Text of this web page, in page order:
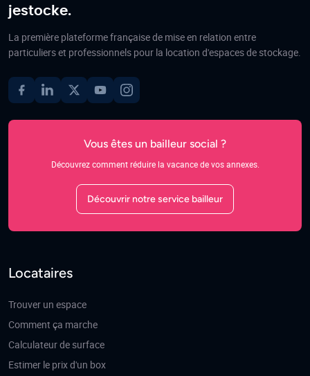
jestocke.
La première plateforme française de mise en relation entre
particuliers et professionnels pour la location d'espaces de stockage.
Vous êtes un bailleur social ?
Découvrez comment réduire la vacance de vos annexes.
Découvrir notre service bailleur
Locataires
Trouver un espace
Comment ça marche
Calculateur de surface
Estimer le prix d'un box